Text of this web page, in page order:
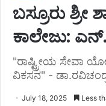
ಬಸ್ರೂರು
ಕಾಲೇಜು:
"ರಾಷ್ಟ್ರೀಯ ಸೇವಾ
ವಿಕಸನ" -
July 18, 2025 Less